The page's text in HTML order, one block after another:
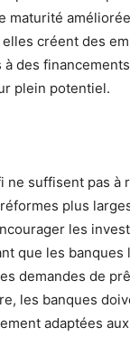
maturité
elles créent des
à des
plein potentiel.
suffisent pas à
plus
les
que les
demandes de
les banques
adaptées